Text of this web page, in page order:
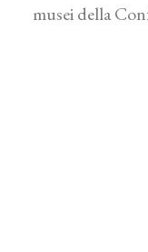
musei della